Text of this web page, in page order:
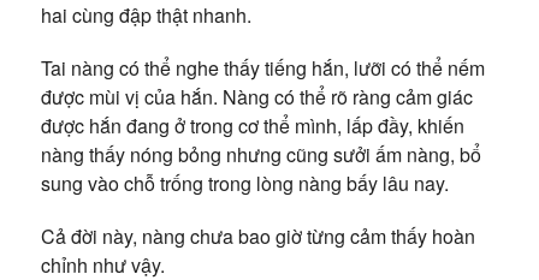
hai cùng đập thật nhanh.
Tai nàng có thể nghe thấy tiếng hắn, lưỡi có thể nếm
được mùi vị của hắn. Nàng có thể rõ ràng cảm giác
được hắn đang ở trong cơ thể mình, lấp đầy, khiến
nàng thấy nóng bỏng nhưng cũng sưởi ấm nàng, bổ
sung vào chỗ trống trong lòng nàng bấy lâu nay.
Cả đời này, nàng chưa bao giờ từng cảm thấy hoàn
chỉnh như vậy.